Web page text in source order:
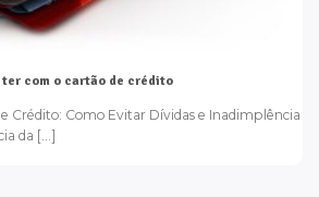
ter com o cartão de crédito
Crédito: Como Evitar Dívidas e Inadimplência
da [...]